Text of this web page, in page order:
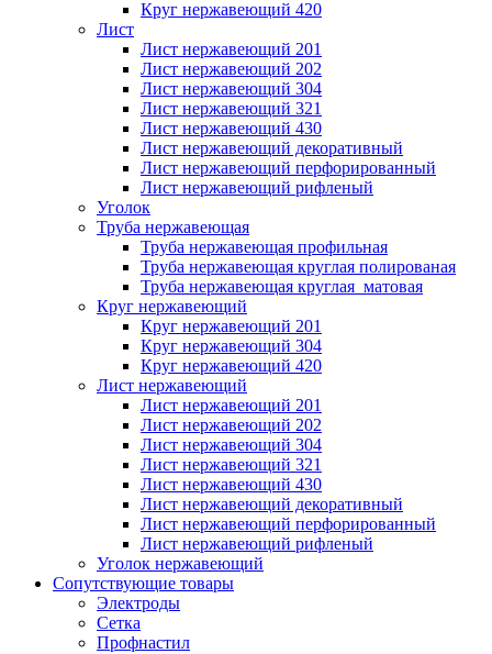
Круг нержавеющий 420
Лист
Лист нержавеющий 201
Лист нержавеющий 202
Лист нержавеющий 304
Лист нержавеющий 321
Лист нержавеющий 430
Лист нержавеющий декоративный
Лист нержавеющий перфорированный
Лист нержавеющий рифленый
Уголок
Труба нержавеющая
Труба нержавеющая профильная
Труба нержавеющая круглая полированая
Труба нержавеющая круглая матовая
Круг нержавеющий
Круг нержавеющий 201
Круг нержавеющий 304
Круг нержавеющий 420
Лист нержавеющий
Лист нержавеющий 201
Лист нержавеющий 202
Лист нержавеющий 304
Лист нержавеющий 321
Лист нержавеющий 430
Лист нержавеющий декоративный
Лист нержавеющий перфорированный
Лист нержавеющий рифленый
Уголок нержавеющий
Cопутствующие товары
Электроды
Сетка
Профнастил